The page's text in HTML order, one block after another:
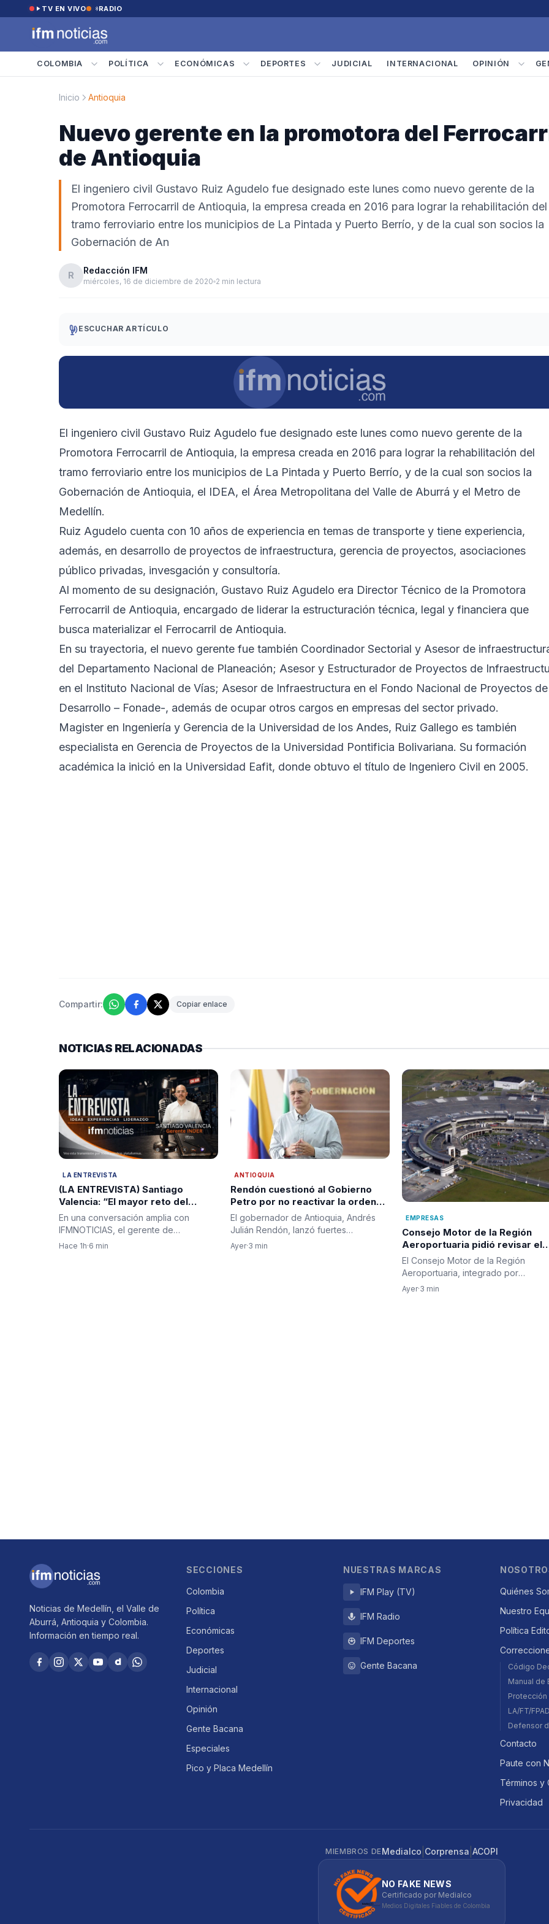
Saltar al contenido
TV EN VIVO RADIO
COLOMBIA POLÍTICA ECONÓMICAS DEPORTES JUDICIAL INTERNACIONAL OPINIÓN
Inicio Antioquia
Nuevo gerente en la promotora del
de Antioquia
El ingeniero civil Gustavo Ruiz Agudelo fue designado este lunes como nuevo gerente de la
Promotora Ferrocarril de Antioquia, la empresa creada en 2016 para lograr la rehabilitación del
tramo ferroviario entre los municipios de La Pintada y Puerto Berrío, y de la cual son socios la
Gobernación de An
R Redacción IFM
miércoles, 16 de diciembre de 2020 2 min lectura
ESCUCHAR ARTÍCULO
El ingeniero civil Gustavo Ruiz Agudelo fue designado este lunes como nuevo gerente de la
Promotora Ferrocarril de Antioquia, la empresa creada en 2016 para lograr la rehabilitación del
tramo ferroviario entre los municipios de La Pintada y Puerto Berrío, y de la cual son socios la
Gobernación de Antioquia, el IDEA, el Área Metropolitana del Valle de Aburrá y el Metro de
Medellín.
Ruiz Agudelo cuenta con 10 años de experiencia en temas de transporte y tiene experiencia,
además, en desarrollo de proyectos de infraestructura, gerencia de proyectos, asociaciones
público privadas, invesgación y consultoría.
Al momento de su designación, Gustavo Ruiz Agudelo era Director Técnico de la Promotora
Ferrocarril de Antioquia, encargado de liderar la estructuración técnica, legal y financiera que
busca materializar el Ferrocarril de Antioquia.
En su trayectoria, el nuevo gerente fue también Coordinador Sectorial y Asesor de
del Departamento Nacional de Planeación; Asesor y Estructurador de Proyectos de
en el Instituto Nacional de Vías; Asesor de Infraestructura en el Fondo Nacional de Proyectos de
Desarrollo – Fonade-, además de ocupar otros cargos en empresas del sector privado.
Magister en Ingeniería y Gerencia de la Universidad de los Andes, Ruiz Gallego es también
especialista en Gerencia de Proyectos de la Universidad Pontificia Bolivariana. Su formación
académica la inició en la Universidad Eafit, donde obtuvo el título de Ingeniero Civil en 2005.
Compartir: Copiar enlace
NOTICIAS RELACIONADAS
LA ENTREVISTA
(LA ENTREVISTA) Santiago
Valencia: “El mayor reto del
nuevo Gobierno será recuperar
la institucionalidad y reconstruir
la confianza en el país”
En una conversación amplia con
IFMNOTICIAS, el gerente de
Indeportes Antioquia, Santiago
Hace 1h·6 min
ANTIOQUIA
Rendón cuestionó al Gobierno
Petro por no reactivar la orden
de captura contra alias "Calarcá"
tras admitir fracaso del proceso
El gobernador de Antioquia, Andrés
Julián Rendón, lanzó fuertes
cuestionamientos al Gobierno…
Ayer·3 min
EMPRESAS
Consejo Motor de la Región
Aeroportuaria pidió revisar el
Plan Maestro del José María
Córdova y reclamó una visión
integral para la infraestructura
aérea del país
El Consejo Motor de la Región
Aeroportuaria, integrado por
organizaciones del Grupo
Ayer·3 min
Noticias de Medellín, el Valle de
Aburrá, Antioquia y Colombia.
Información en tiempo real.
SECCIONES
Colombia
Política
Económicas
Deportes
Judicial
Internacional
Opinión
Gente Bacana
Especiales
Pico y Placa Medellín
NUESTRAS MARCAS
IFM Play (TV)
IFM Radio
IFM Deportes
Gente Bacana
Quiénes
Nuestro
Política
Código
Manual de
Protección
LA/FT/
Defensor
Contacto
Paute con
Términos y
Privacidad
MIEMBROS DE Medialco Corprensa ACOPI
NO FAKE NEWS
Certificado por Medialco
Medios Digitales Fiables de Colombia